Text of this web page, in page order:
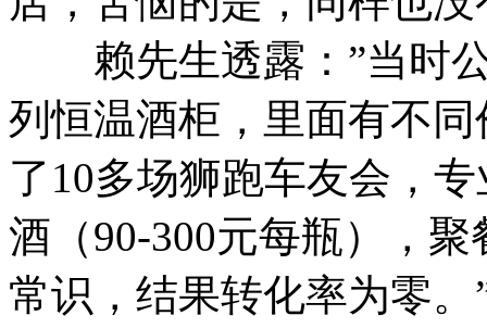
赖先生透露：”当时公
列恒温酒柜，里面有不
了10多场狮跑车友会，
酒（90-300元每瓶），
常识，结果转化率为零。